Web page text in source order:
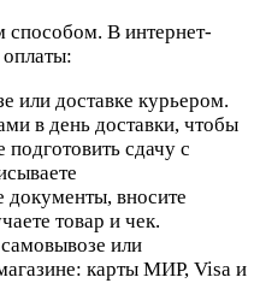
способом. В интернет-
или доставке курьером.
в день доставки, чтобы
подготовить сдачу с
документы, вносите
товар и чек.
или
карты МИР, Visa и